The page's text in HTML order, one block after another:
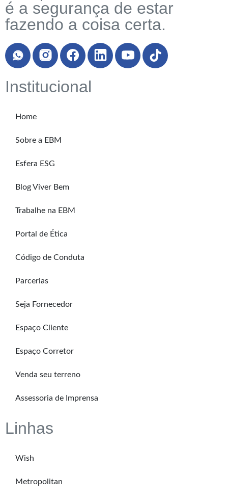
é a segurança de estar
fazendo a coisa certa.
Institucional
Home
Sobre a EBM
Esfera ESG
Blog Viver Bem
Trabalhe na EBM
Portal de Ética
Código de Conduta
Parcerias
Seja Fornecedor
Espaço Cliente
Espaço Corretor
Venda seu terreno
Assessoria de Imprensa
Linhas
Wish
Metropolitan